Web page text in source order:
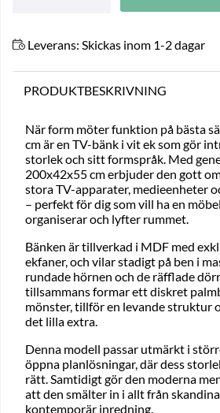
Leverans: Skickas inom 1-2 dagar
PRODUKTBESKRIVNING
När form möter funktion på bästa
cm är en TV-bänk i vit ek som gör
storlek och sitt formspråk. Med
200x42x55 cm erbjuder den gott
stora TV-apparater, medieenheter
– perfekt för dig som vill ha en
organiserar och lyfter rummet.
Bänken är tillverkad i MDF med
ekfaner, och vilar stadigt på ben i
rundade hörnen och de räfflade
tillsammans formar ett diskret
mönster, tillför en levande struktur
det lilla extra.
Denna modell passar utmärkt i
öppna planlösningar, där dess
rätt. Samtidigt gör den moderna
att den smälter in i allt från
kontemporär inredning.